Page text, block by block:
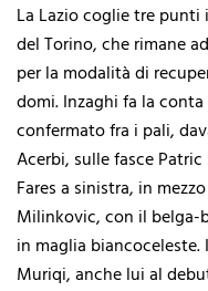
La Lazio coglie tre
del Torino, che rimane
per la modalità di
domi. Inzaghi fa la
confermato fra i pali,
Acerbi, sulle fasce
Fares a sinistra, in
Milinkovic, con il belga-
in maglia
Muriqi, anche lui al